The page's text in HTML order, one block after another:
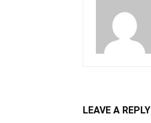
LEAVE A REPLY